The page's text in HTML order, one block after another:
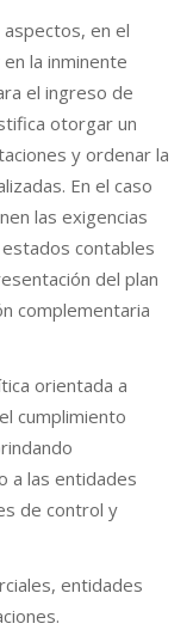
en el
la inminente
el ingreso de
otorgar un
y ordenar la
En el caso
las exigencias
contables
del plan
complementaria
orientada a
cumplimiento
a las entidades
de control y
entidades